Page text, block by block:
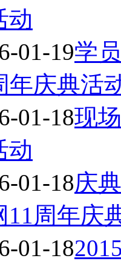
动
01-19学
年庆典活
01-18现
动
01-18庆
11周年庆
01-18